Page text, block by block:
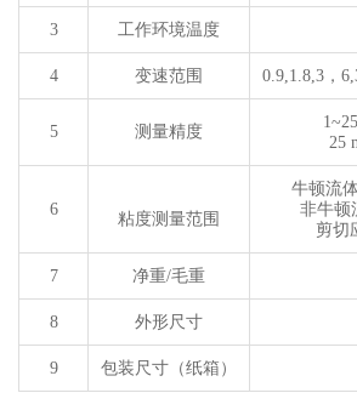
3 工作环境温度
4 变速范围 0.9,1.8,3 ，
5 测量精度
25
6
粘度测量范围
牛顿流体
非牛顿
剪切
7 净重/毛重
8 外形尺寸
9 包装尺寸（纸箱）